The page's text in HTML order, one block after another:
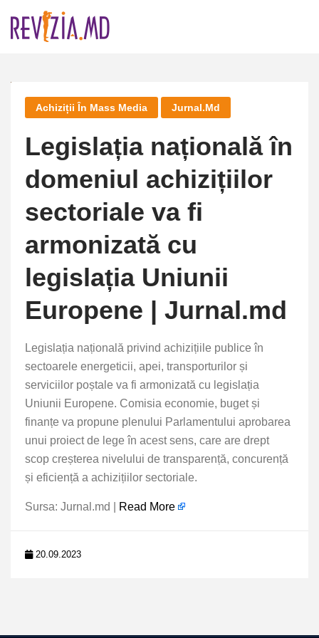
Achiziții În Mass Media Jurnal.md
Legislația națională în
domeniul achizițiilor
sectoriale va fi
armonizată cu
legislația Uniunii
Europene | Jurnal.md
Legislația națională privind achizițiile publice în
sectoarele energeticii, apei, transporturilor și
serviciilor poștale va fi armonizată cu legislația
Uniunii Europene. Comisia economie, buget și
finanțe va propune plenului Parlamentului aprobarea
unui proiect de lege în acest sens, care are drept
scop creșterea nivelului de transparență, concurență
și eficiență a achizițiilor sectoriale.
Sursa: Jurnal.md | Read More
20.09.2023